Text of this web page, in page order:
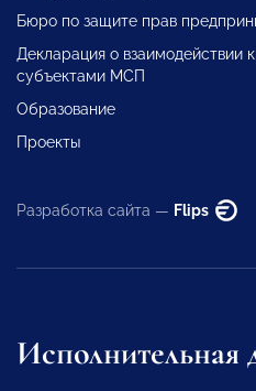
Бюро по защите прав
Декларация о взаимодействии
субъектами МСП
Образование
Проекты
Разработка сайта — Flips
Исполнительная